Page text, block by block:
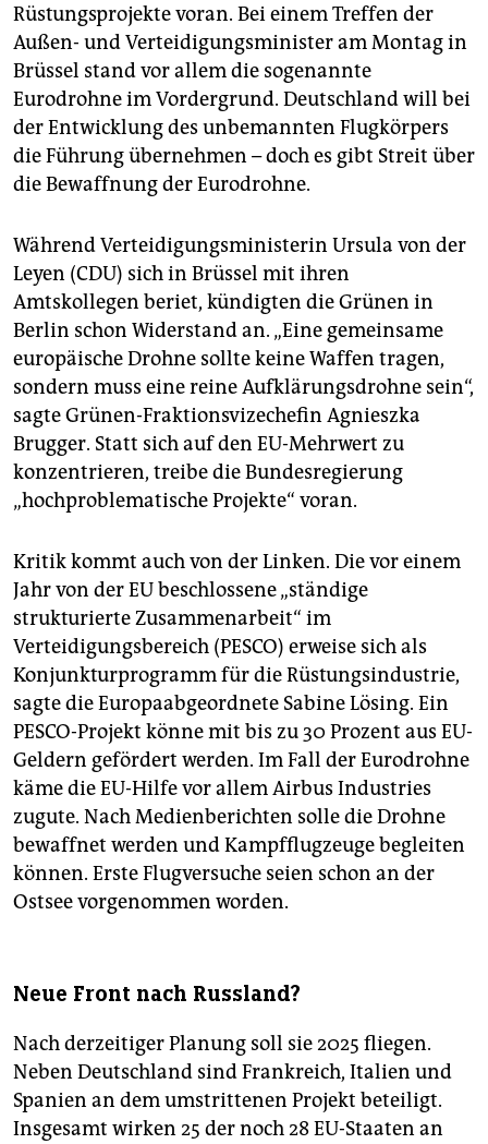
epaper login
Rüstungsprojekte voran. Bei einem Treffen der
Außen- und Verteidigungsminister am Montag in
Brüssel stand vor allem die sogenannte
Eurodrohne im Vordergrund. Deutschland will bei
der Entwicklung des unbemannten Flugkörpers
die Führung übernehmen – doch es gibt Streit über
die Bewaffnung der Eurodrohne.
Während Verteidigungsministerin Ursula von der
Leyen (CDU) sich in Brüssel mit ihren
Amtskollegen beriet, kündigten die Grünen in
Berlin schon Widerstand an. „Eine gemeinsame
europäische Drohne sollte keine Waffen tragen,
sondern muss eine reine Aufklärungsdrohne sein“,
sagte Grünen-Fraktionsvizechefin Agnieszka
Brugger. Statt sich auf den EU-Mehrwert zu
konzentrieren, treibe die Bundesregierung
„hochproblematische Projekte“ voran.
Kritik kommt auch von der Linken. Die vor einem
Jahr von der EU beschlossene „ständige
strukturierte Zusammenarbeit“ im
Verteidigungsbereich (PESCO) erweise sich als
Konjunkturprogramm für die Rüstungsindustrie,
sagte die Europaabgeordnete Sabine Lösing. Ein
PESCO-Projekt könne mit bis zu 30 Prozent aus EU-
Geldern gefördert werden. Im Fall der Eurodrohne
käme die EU-Hilfe vor allem Airbus Industries
zugute. Nach Medienberichten solle die Drohne
bewaffnet werden und Kampfflugzeuge begleiten
können. Erste Flugversuche seien schon an der
Ostsee vorgenommen worden.
Neue Front nach Russland?
Nach derzeitiger Planung soll sie 2025 fliegen.
Neben Deutschland sind Frankreich, Italien und
Spanien an dem umstrittenen Projekt beteiligt.
Insgesamt wirken 25 der noch 28 EU-Staaten an